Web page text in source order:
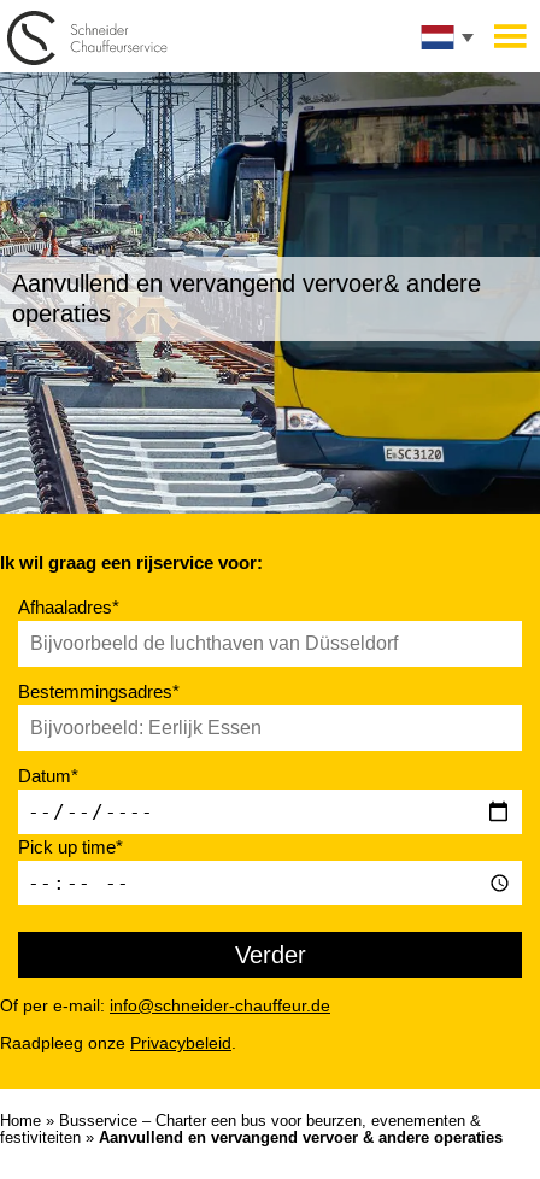
Aanvullend en vervangend vervoer& andere
operaties
Ik wil graag een rijservice voor:
Afhaaladres*
Bestemmingsadres*
Datum*
Pick up time*
Of per e-mail: info@schneider-chauffeur.de
Raadpleeg onze Privacybeleid
Home » Busservice – Charter een bus voor beurzen, evenementen &
festiviteiten » Aanvullend en vervangend vervoer & andere operaties